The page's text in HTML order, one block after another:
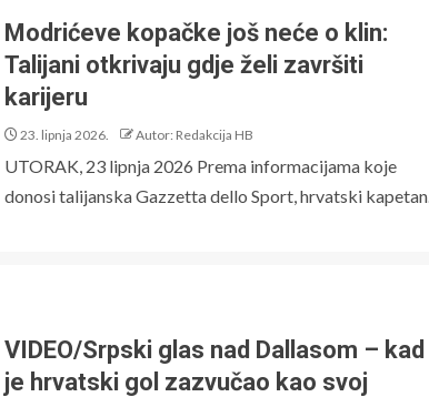
Modrićeve kopačke još neće o klin:
Talijani otkrivaju gdje želi završiti
karijeru
23. lipnja 2026. Autor: Redakcija HB
UTORAK, 23 lipnja 2026 Prema informacijama koje
donosi talijanska Gazzetta dello Sport, hrvatski kapetan...
VIDEO/Srpski glas nad Dallasom – kad
je hrvatski gol zazvučao kao svoj